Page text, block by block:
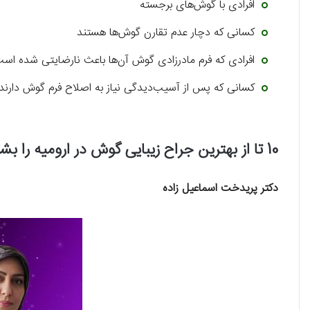
افرادی با گوش‌های برجسته
کسانی که دچار عدم تقارن گوش‌ها هستند
افرادی که فرم مادرزادی گوش آن‌ها باعث نارضایتی شده
کسانی که پس از آسیب‌دیدگی نیاز به اصلاح فرم گوش
10 تا از بهترین جراح زیبایی گوش در ارومیه را بشناسید!
دکتر پریدخت اسماعیل زاده